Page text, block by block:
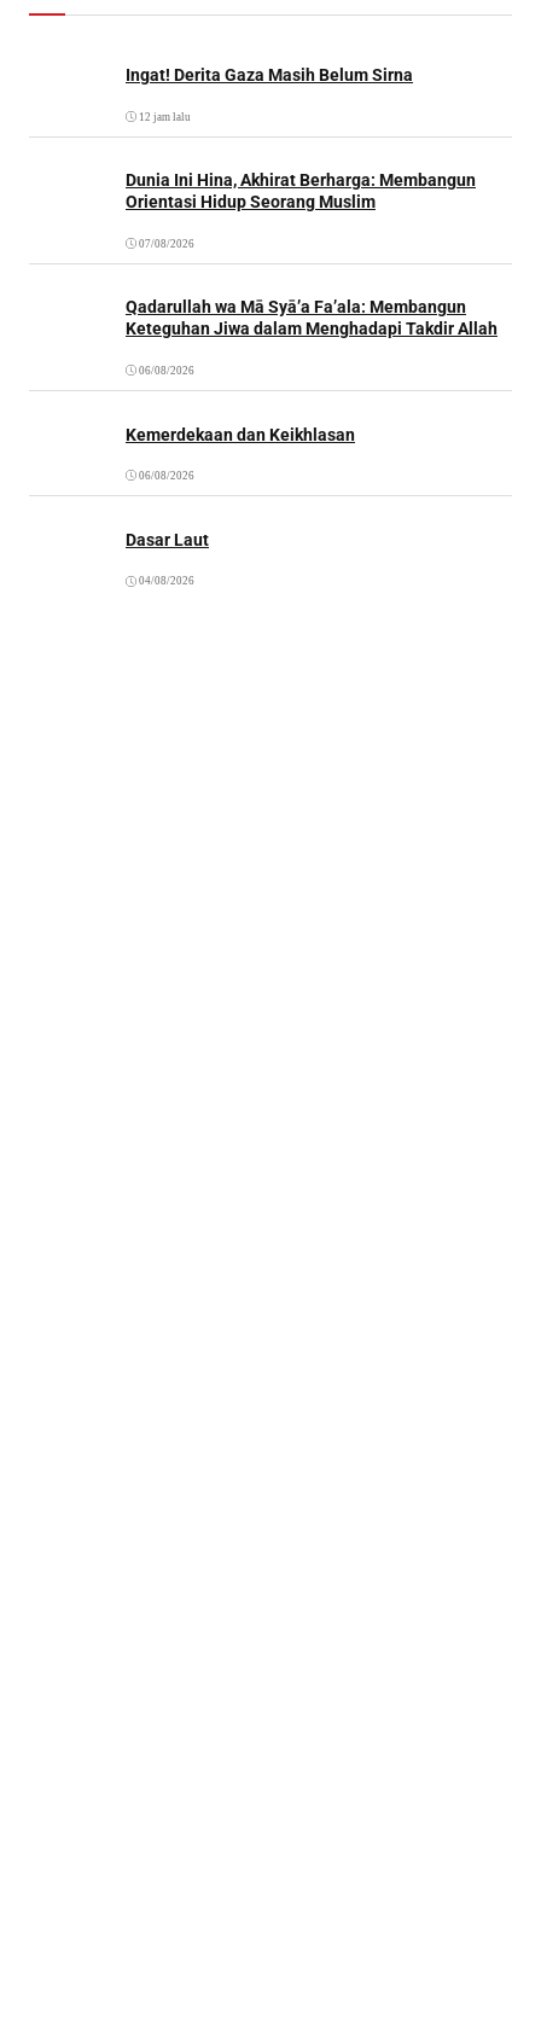
Ingat! Derita Gaza Masih Belum Sirna
12 jam lalu
Dunia Ini Hina, Akhirat Berharga: Membangun
Orientasi Hidup Seorang Muslim
07/08/2026
Qadarullah wa Mā Syā’a Fa’ala: Membangun
Keteguhan Jiwa dalam Menghadapi Takdir Allah
06/08/2026
Kemerdekaan dan Keikhlasan
06/08/2026
Dasar Laut
04/08/2026